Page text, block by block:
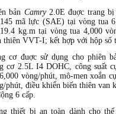
bản Camry2.0E đuợc trang
mã lực (SAE) tại vòng tua
kg.m tại vòng tua 4,000
thiên VVT-I; kết hợp với hộp số
cơ đuợc sử dụng cho phiên
cơ 2.5L I4 DOHC, công suất
vòng/phút, mô-men xoắn
phút, điều khiển biến thiên
6 cấp.
thiết bị an toàn dành cho